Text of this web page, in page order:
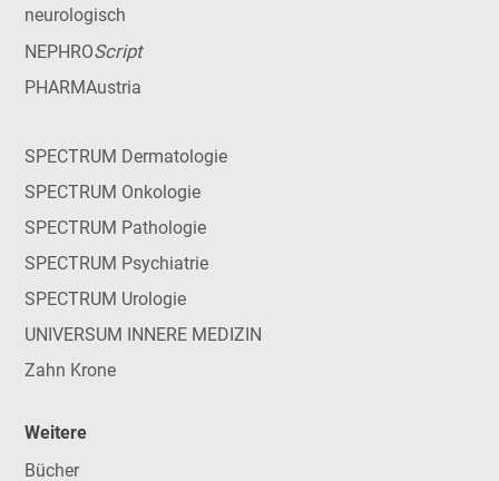
neurologisch
NEPHROScript
PHARMAustria
SPECTRUM Dermatologie
SPECTRUM Onkologie
SPECTRUM Pathologie
SPECTRUM Psychiatrie
SPECTRUM Urologie
UNIVERSUM INNERE MEDIZIN
Zahn Krone
Weitere
Bücher